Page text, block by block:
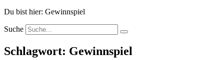
Du bist hier: Gewinnspiel
Suche
Schlagwort: Gewinnspiel